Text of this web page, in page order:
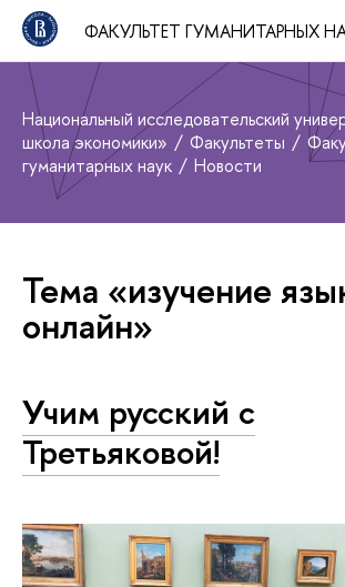
ФАКУЛЬТЕТ ГУМАНИТАРНЫХ
Национальный исследовательский
школа экономики»
Факультеты
гуманитарных наук
Новости
Тема «изучение
онлайн»
Учим русский с
Третьяковой!